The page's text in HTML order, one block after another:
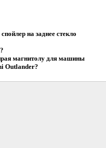
на заднее стекло
магнитолу для машины
Outlander?